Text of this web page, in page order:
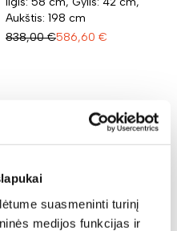
suasmeninti turinį
medijos funkcijas ir
Aukštis: 198 cm
838,00 €586,60 €
N